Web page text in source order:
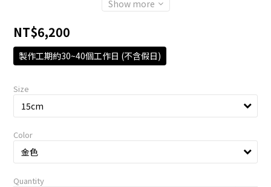
Show more
NT$6,200
製作工期約30~40個工作日 (不含假日)
Size
Color
Quantity